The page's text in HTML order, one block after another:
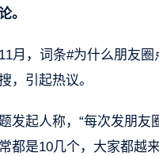
。
月，词条#为什么朋友
，引起热议。
发起人称，“每次发朋友
都是10几个，大家都越